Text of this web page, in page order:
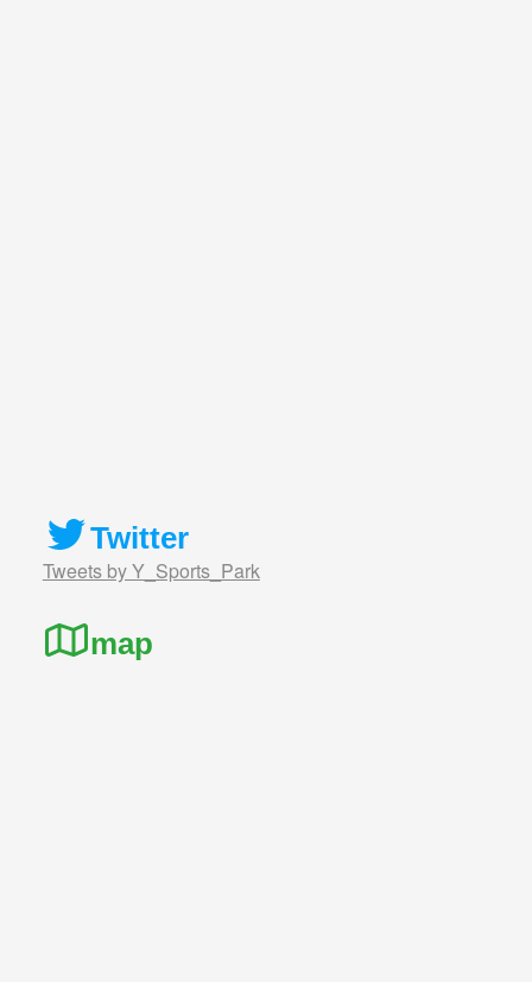
Twitter
Tweets by Y_Sports_Park
map